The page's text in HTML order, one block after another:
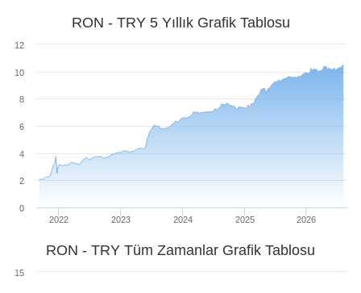
RON - TRY 5 Yıllık Grafik Tablosu
2022 2023 2024 2025 2026
0
2
4
6
8
10
12
RON - TRY Tüm Zamanlar Grafik Tablosu
15